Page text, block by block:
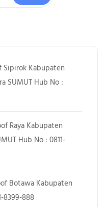
Sipirok Kabupaten
SUMUT Hub No :
Raya Kabupaten
Hub No : 0811-
Botawa Kabupaten
8399-888